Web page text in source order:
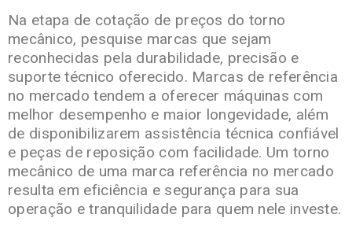
Na etapa de cotação de preços do torno
mecânico, pesquise marcas que sejam
reconhecidas pela durabilidade, precisão e
suporte técnico oferecido. Marcas de referência
no mercado tendem a oferecer máquinas com
melhor desempenho e maior longevidade, além
de disponibilizarem assistência técnica confiável
e peças de reposição com facilidade. Um torno
mecânico de uma marca referência no mercado
resulta em eficiência e segurança para sua
operação e tranquilidade para quem nele investe.